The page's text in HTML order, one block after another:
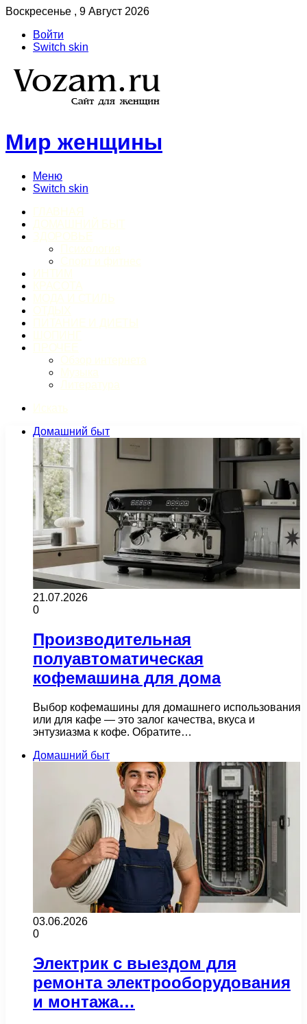
Воскресенье , 9 Август 2026
Войти
Switch skin
Мир женщины
Меню
Switch skin
Домашний быт
21.07.2026
0
Производительная
полуавтоматическая
кофемашина для дома
Выбор кофемашины для домашнего использования
или для кафе — это залог качества, вкуса и
энтузиазма к кофе. Обратите…
Домашний быт
03.06.2026
0
Электрик с выездом для
ремонта электрооборудования
и монтажа…